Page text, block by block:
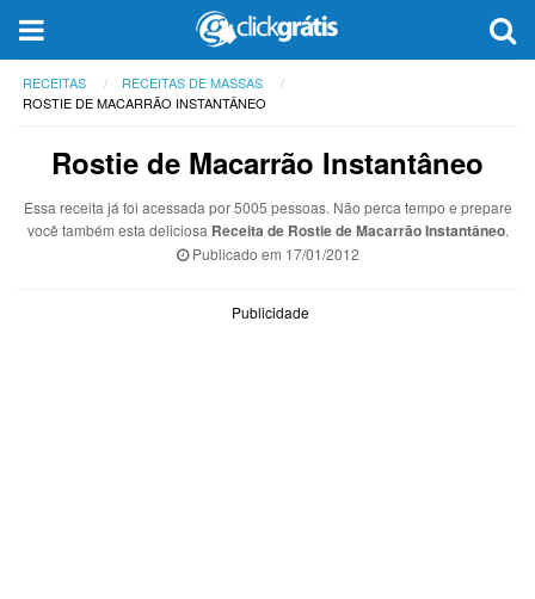
RECEITAS
RECEITAS DE MASSAS
ROSTIE DE MACARRÃO INSTANTÂNEO
Rostie de Macarrão Instantâneo
Essa receita já foi acessada por 5005 pessoas. Não perca tempo e prepare
você também esta deliciosa Receita de Rostie de Macarrão Instantâneo.
Publicado em 17/01/2012
Publicidade